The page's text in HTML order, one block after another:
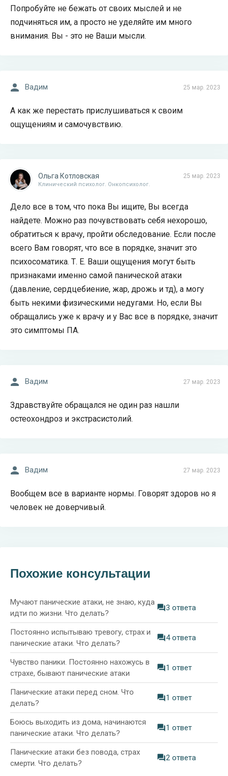
Попробуйте не бежать от своих мыслей и не
подчиняться им, а просто не уделяйте им много
внимания. Вы - это не Ваши мысли.
25 мар. 2023
Вадим
А как же перестать прислушиваться к своим
ощущениям и самочувствию.
25 мар. 2023
Ольга Котловская
Клинический психолог. Онкопсихолог.
Дело все в том, что пока Вы ищите, Вы всегда
найдете. Можно раз почувствовать себя нехорошо,
обратиться к врачу, пройти обследование. Если после
всего Вам говорят, что все в порядке, значит это
психосоматика. Т. Е. Ваши ощущения могут быть
признаками именно самой панической атаки
(давление, сердцебиение, жар, дрожь и тд), а могу
быть некими физическими недугами. Но, если Вы
обращались уже к врачу и у Вас все в порядке, значит
это симптомы ПА.
27 мар. 2023
Вадим
Здравствуйте обращался не один раз нашли
остеохондроз и экстрасистолий.
27 мар. 2023
Вадим
Вообщем все в варианте нормы. Говорят здоров но я
человек не доверчивый.
Похожие консультации
Мучают панические атаки, не знаю, куда
идти по жизни. Что делать?
3 ответа
Постоянно испытываю тревогу, страх и
панические атаки. Что делать?
4 ответа
Чувство паники. Постоянно нахожусь в
страхе, бывают панические атаки
1 ответ
Панические атаки перед сном. Что
делать?
1 ответ
Боюсь выходить из дома, начинаются
панические атаки. Что делать?
1 ответ
Панические атаки без повода, страх
смерти. Что делать?
2 ответа